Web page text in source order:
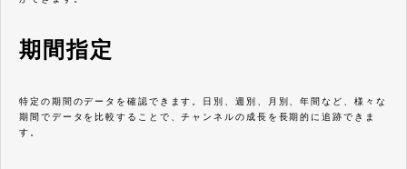
期間指定
特定の期間のデータを確認できます。日別、週別、月別、年間など、様々な
期間でデータを比較することで、チャンネルの成長を長期的に追跡できま
す。